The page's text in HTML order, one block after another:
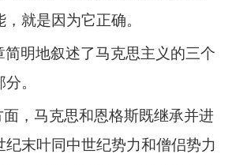
就是因为它正确。
简明地叙述了马克思主义的三个
。
面，马克思和恩格斯既继承并进
末叶同中世纪势力和僧侣势力